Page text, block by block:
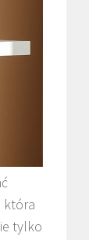
która
tylko